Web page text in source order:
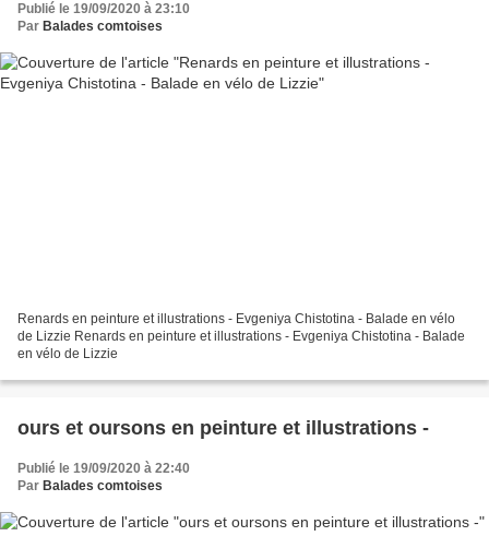
Publié le 19/09/2020 à 23:10
Par Balades comtoises
Renards en peinture et illustrations - Evgeniya Chistotina - Balade en vélo
de Lizzie Renards en peinture et illustrations - Evgeniya Chistotina - Balade
en vélo de Lizzie
ours et oursons en peinture et illustrations -
Publié le 19/09/2020 à 22:40
Par Balades comtoises